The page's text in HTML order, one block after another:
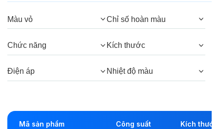
Công suất:36W
Kiểu lắp đặt:
Ghim / Cắm
Kích thước
Ø206xL145xH245mm
Màu vỏ Chỉ số hoàn màu
Chức năng Kích thước
Điện áp Nhiệt độ màu
Mã sản phẩm Công suất Kích thước